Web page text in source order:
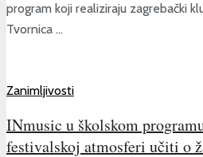
program koji realiziraju zagrebački
Tvornica ...
Zanimljivosti
INmusic u školskom
festivalskoj atmosferi učiti o